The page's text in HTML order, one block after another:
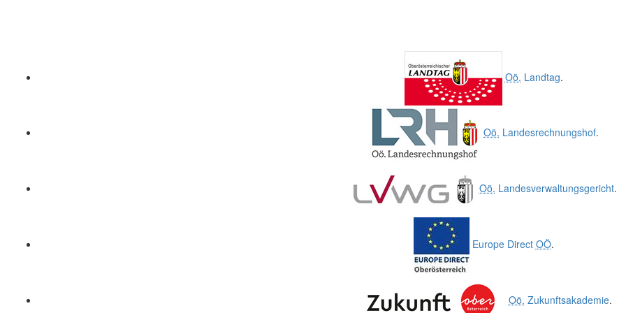
Oö. Landtag.
Oö. Landesrechnungshof.
Oö. Landesverwaltungsgericht.
Europe Direct OÖ.
Oö. Zukunftsakademie.